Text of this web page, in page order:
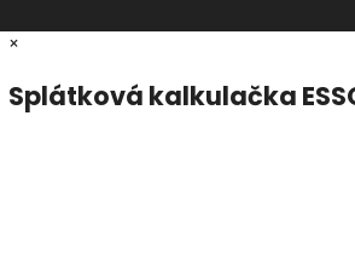
×
Splátková kalkulačka